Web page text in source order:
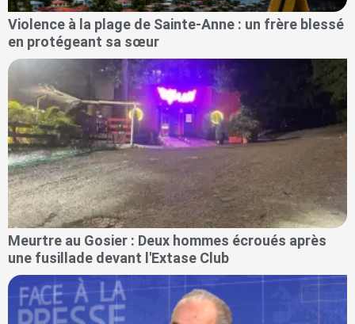
Violence à la plage de Sainte-Anne : un frère blessé
en protégeant sa sœur
Meurtre au Gosier : Deux hommes écroués après
une fusillade devant l'Extase Club